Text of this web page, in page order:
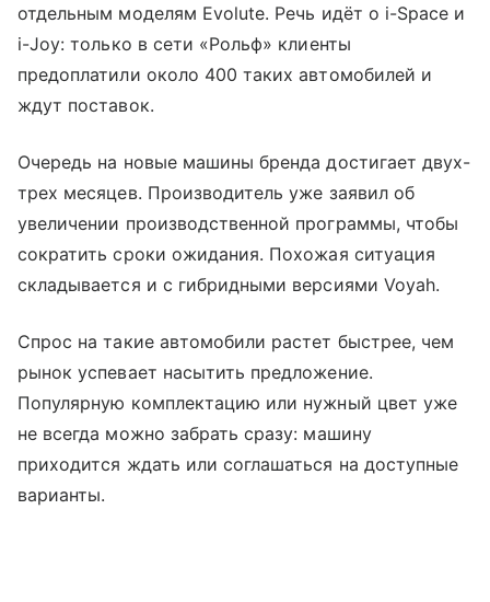
отдельным моделям Evolute. Речь идёт о i-Space и
i-Joy: только в сети «Рольф» клиенты
предоплатили около 400 таких автомобилей и
ждут поставок.
Очередь на новые машины бренда достигает двух-
трех месяцев. Производитель уже заявил об
увеличении производственной программы, чтобы
сократить сроки ожидания. Похожая ситуация
складывается и с гибридными версиями Voyah.
Спрос на такие автомобили растет быстрее, чем
рынок успевает насытить предложение.
Популярную комплектацию или нужный цвет уже
не всегда можно забрать сразу: машину
приходится ждать или соглашаться на доступные
варианты.